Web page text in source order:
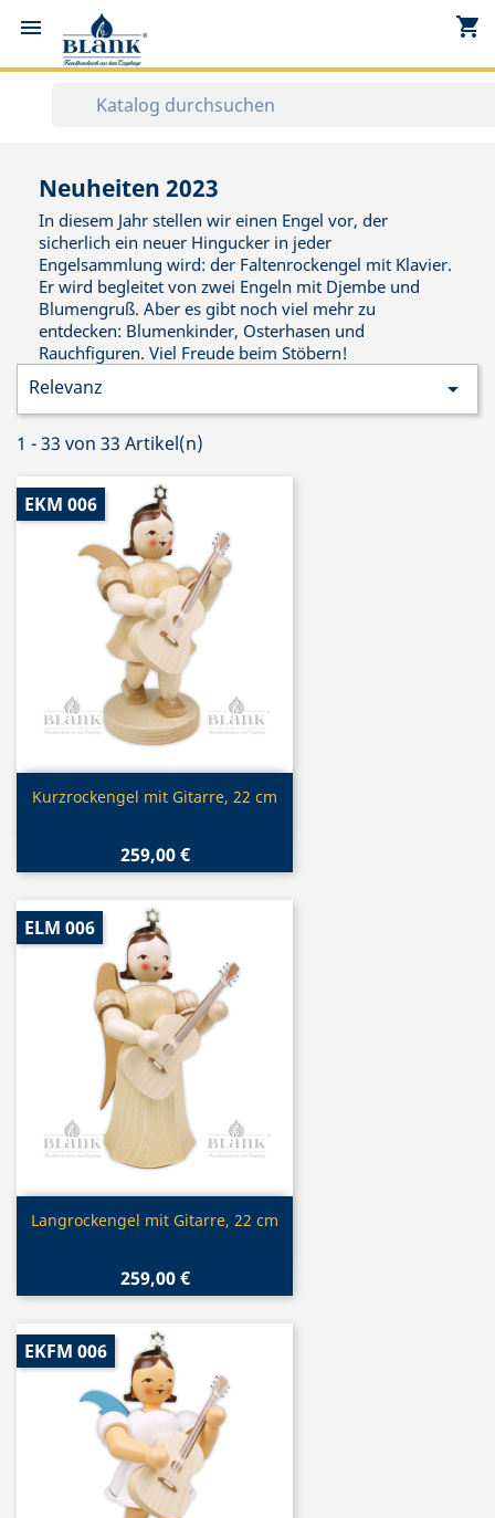
 shopping_cart
Neuheiten 2023
In diesem Jahr stellen wir einen Engel vor, der
sicherlich ein neuer Hingucker in jeder
Engelsammlung wird: der Faltenrockengel mit Klavier.
Er wird begleitet von zwei Engeln mit Djembe und
Blumengruß. Aber es gibt noch viel mehr zu
entdecken: Blumenkinder, Osterhasen und
Rauchfiguren. Viel Freude beim Stöbern!
Relevanz 
1 - 33 von 33 Artikel(n)
Vorschau
Kurzrockengel mit Gitarre, 22 cm
259,00 €
EKM 006
Vorschau
Langrockengel mit Gitarre, 22 cm
259,00 €
ELM 006
EKFM 006